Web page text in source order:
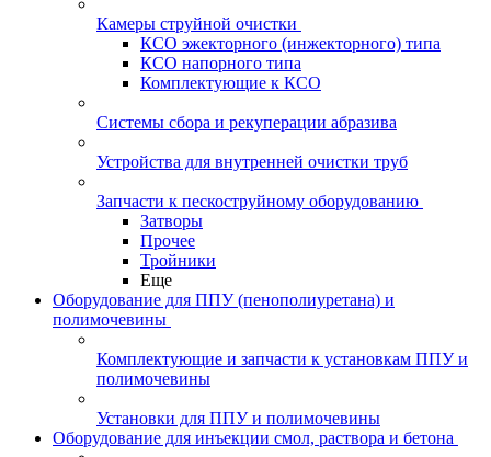
Камеры струйной очистки
КСО эжекторного (инжекторного) типа
КСО напорного типа
Комплектующие к КСО
Системы сбора и рекуперации абразива
Устройства для внутренней очистки труб
Запчасти к пескоструйному оборудованию
Затворы
Прочее
Тройники
Еще
Оборудование для ППУ (пенополиуретана) и
полимочевины
Комплектующие и запчасти к установкам ППУ и
полимочевины
Установки для ППУ и полимочевины
Оборудование для инъекции смол, раствора и бетона